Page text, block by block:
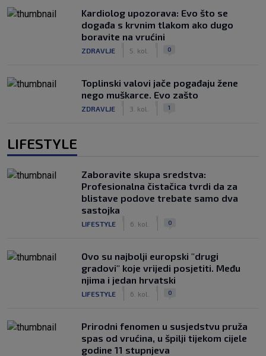
Kardiolog upozorava: Evo što se
događa s krvnim tlakom ako dugo
boravite na vrućini
ZDRAVLJE 5. kol. 0
Toplinski valovi jače pogađaju žene
nego muškarce. Evo zašto
ZDRAVLJE 3. kol. 1
LIFESTYLE
Zaboravite skupa sredstva:
Profesionalna čistačica tvrdi da za
blistave podove trebate samo dva
sastojka
LIFESTYLE 6. kol. 0
Ovo su najbolji europski "drugi
gradovi" koje vrijedi posjetiti. Među
njima i jedan hrvatski
LIFESTYLE 6. kol. 0
Prirodni fenomen u susjedstvu pruža
spas od vrućina, u špilji tijekom cijele
godine 11 stupnjeva